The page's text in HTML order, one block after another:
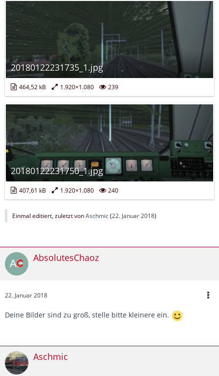
20180122231735_1.jpg
464,52 kB 1.920×1.080 239
20180122231750_1.jpg
407,61 kB 1.920×1.080 240
Einmal editiert, zuletzt vonAschmic(22. Januar 2018)
AbsolutesChaoz
22. Januar 2018
Deine Bilder sind zu groß, stelle bitte kleinere ein.
Aschmic